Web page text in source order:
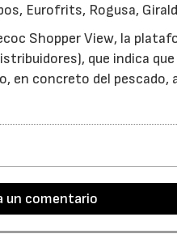
Eurofrits, Rogusa,
Shopper View, la
que indica
en concreto del pescado,
un comentario